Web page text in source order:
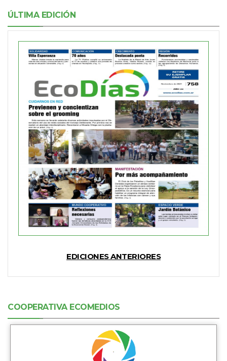
ÚLTIMA EDICIÓN
EDICIONES ANTERIORES
COOPERATIVA ECOMEDIOS